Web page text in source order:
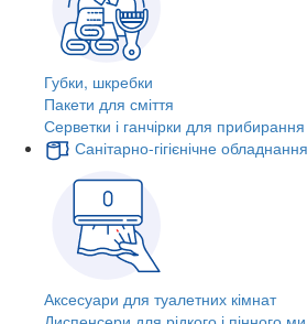
Губки, шкребки
Пакети для сміття
Серветки і ганчірки для прибирання
Санітарно-гігієнічне обладнання
Аксесуари для туалетних кімнат